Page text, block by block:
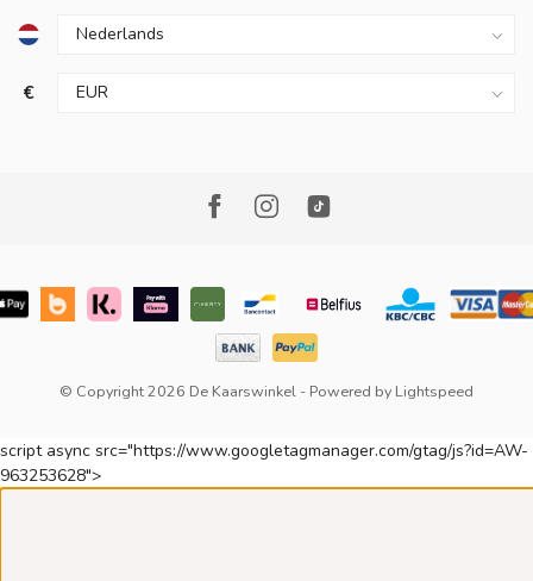
€
© Copyright 2026 De Kaarswinkel - Powered by Lightspeed
script async src="https://www.googletagmanager.com/gtag/js?id=AW-
963253628">